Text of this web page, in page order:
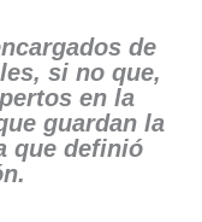
de
si no que,
en la
guardan la
que definió